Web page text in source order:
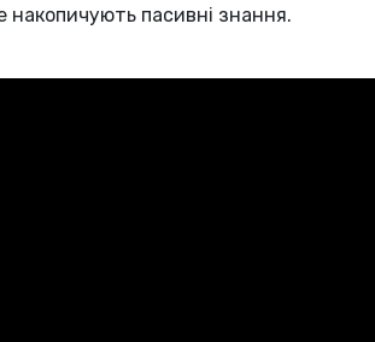
накопичують пасивні знання.